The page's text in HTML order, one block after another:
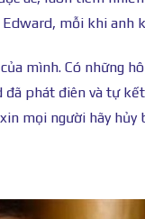
mỗi khi anh
mình. Có những
phát điên và tự
mọi người hãy hủy